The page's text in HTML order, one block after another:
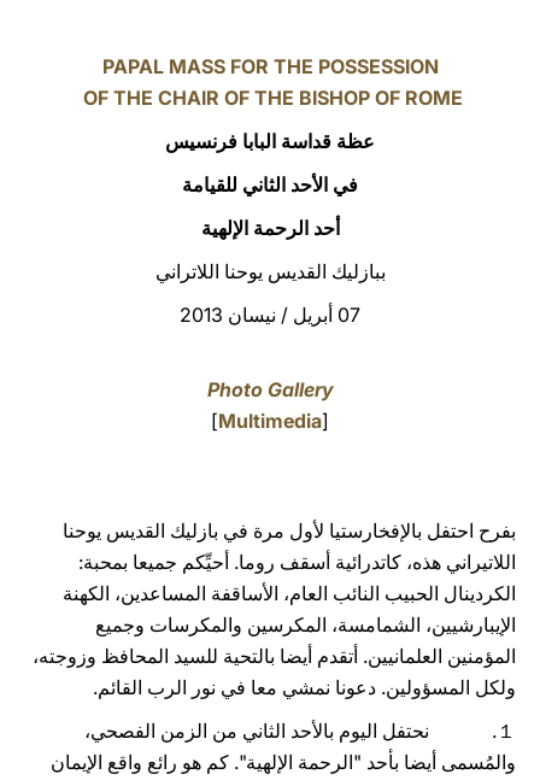
POLSKI
العربيّة
PAPAL MASS FOR THE POSSESSION
OF THE CHAIR OF THE BISHOP OF ROME
عظة قداسة البابا فرنسيس
في الأحد الثاني للقيامة
أحد الرحمة الإلهية
ببازليك القديس يوحنا اللاتراني
07 أبريل / نيسان 2013
Photo Gallery
[
Multimedia
]
بفرح احتفل بالإفخارستيا لأول مرة في بازليك القديس يوحنا
اللاتيراني هذه، كاتدرائية أسقف روما. أحيِّكم جميعا بمحبة:
الكردينال الحبيب النائب العام، الأساقفة المساعدين، الكهنة
الإيبارشيين، الشمامسة، المكرسين والمكرسات وجميع
المؤمنين العلمانيين. أتقدم أيضا بالتحية للسيد المحافظ وزوجته،
ولكل المسؤولين. دعونا نمشي معا في نور الرب القائم.
１. نحتفل اليوم بالأحد الثاني من الزمن الفصحي،
والمُسمى أيضا بأحد "الرحمة الإلهية". كم هو رائع واقع الإيمان